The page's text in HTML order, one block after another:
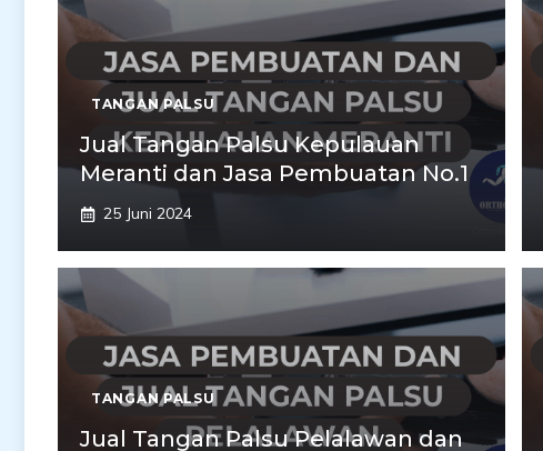
TANGAN PALSU
Jual Tangan Palsu Kepulauan
Meranti dan Jasa Pembuatan No.1
25 Juni 2024
TANGAN PALSU
Jual Tangan Palsu Pelalawan dan